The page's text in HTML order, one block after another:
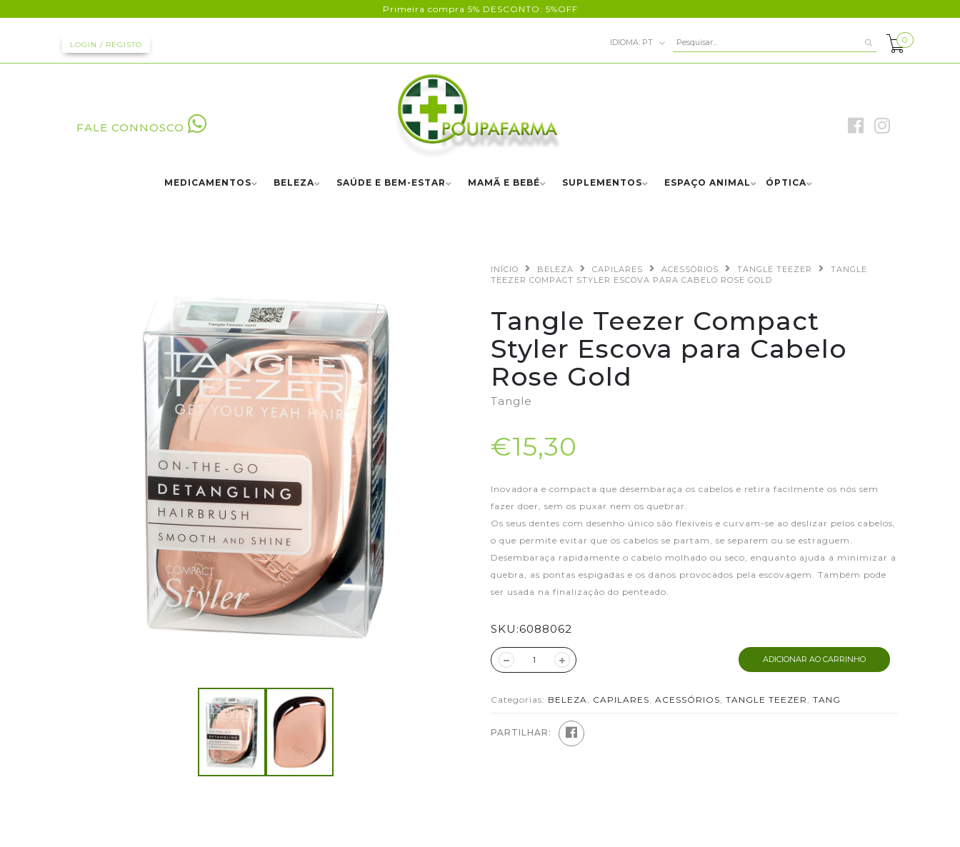
Primeira compra 5% DESCONTO: 5%OFF
LOGIN / REGISTO IDIOMA: PT
FALE CONNOSCO
0
MEDICAMENTOS BELEZA SAÚDE E BEM-ESTAR MAMÃ E BEBÉ SUPLEMENTOS ESPAÇO ANIMAL ÓPTICA
INÍCIO BELEZA CAPILARES ACESSÓRIOS TANGLE TEEZER
TANGLE
TEEZER COMPACT STYLER ESCOVA PARA CABELO ROSE GOLD
Tangle Teezer Compact
Styler Escova para Cabelo
Rose Gold
Tangle
€15,30
Inovadora e compacta que desembaraça os cabelos e retira facilmente os nós sem
fazer doer, sem os puxar nem os quebrar.
Os seus dentes com desenho único são flexíveis e curvam-se ao deslizar pelos cabelos,
o que permite evitar que os cabelos se partam, se separem ou se estraguem.
Desembaraça rapidamente o cabelo molhado ou seco, enquanto ajuda a minimizar a
quebra, as pontas espigadas e os danos provocados pela escovagem. Também pode
ser usada na finalização do penteado.
SKU:6088062
ADICIONAR AO CARRINHO
Categorias: BELEZA, CAPILARES, ACESSÓRIOS, TANGLE TEEZER , TANG
PARTILHAR: